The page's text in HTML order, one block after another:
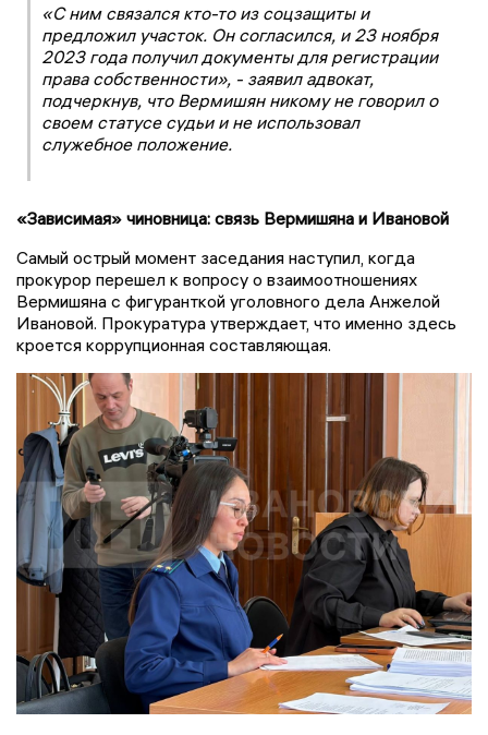
«С ним связался кто-то из соцзащиты и
предложил участок. Он согласился, и 23 ноября
2023 года получил документы для регистрации
права собственности», - заявил адвокат,
подчеркнув, что Вермишян никому не говорил о
своем статусе судьи и не использовал
служебное положение.
«Зависимая» чиновница: связь Вермишяна и Ивановой
Самый острый момент заседания наступил, когда
прокурор перешел к вопросу о взаимоотношениях
Вермишяна с фигуранткой уголовного дела Анжелой
Ивановой. Прокуратура утверждает, что именно здесь
кроется коррупционная составляющая.